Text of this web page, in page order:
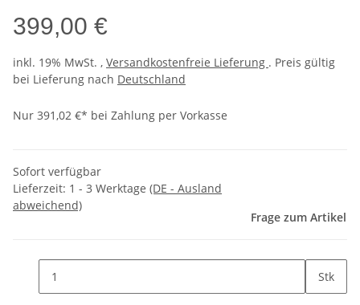
399,00 €
inkl. 19% MwSt. , Versandkostenfreie Lieferung . Preis gültig
bei Lieferung nach Deutschland
Nur 391,02 €* bei Zahlung per Vorkasse
Sofort verfügbar
Lieferzeit: 1 - 3 Werktage (DE - Ausland
abweichend)
Frage zum Artikel
Stk